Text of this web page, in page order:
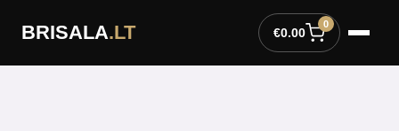
BRISALA.LT €0.00
0